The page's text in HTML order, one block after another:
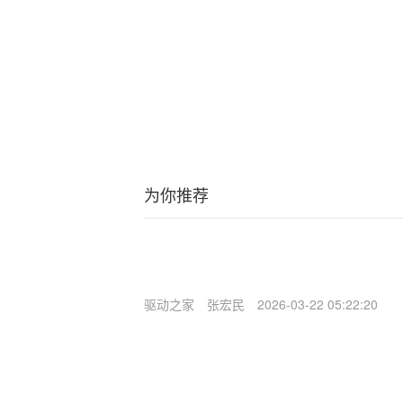
为你推荐
驱动之家 张宏民 2026-03-22 05:22:20